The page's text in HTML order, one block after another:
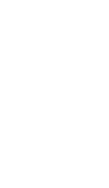
者編
編